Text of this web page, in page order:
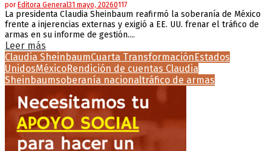
por Editora General31 mayo, 20260117
La presidenta Claudia Sheinbaum reafirmó la soberanía de México
frente a injerencias externas y exigió a EE. UU. frenar el tráfico de
armas en su informe de gestión....
Leer más
Claudia SheinbaumCuarta Transformación Estados
UnidosMéxicoRendición de cuentas Claudia
Sheinbaumsoberanía nacionaltráfico de armas